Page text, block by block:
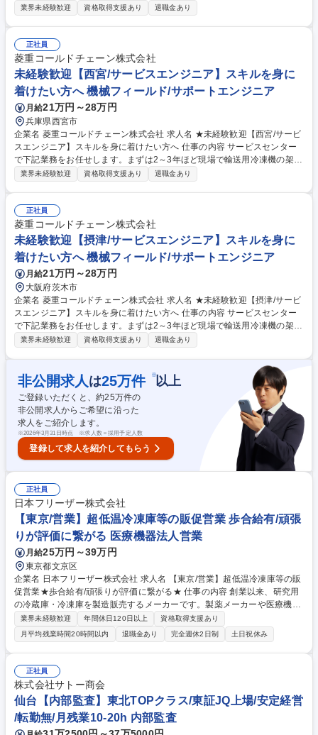
装/修理/定期メンテナンス経験を積むため、工具を使った現場作業に携わ
の輸送用冷凍機(業界シェア30％)■現場作業:サービスセンター内で新車ト
ラックへの製品架装/入庫した顧客の製品修理/顧客先でのメンテナンス■内
勤:顧客より問い合わせのあった製品修理を差配し協力会社へ対応依頼/部
品管理/発注等【入社後】当初は現場作業を学び、将来的に経験を活かし外
勤:内勤=3:7のイメージです。 募集職種 ★未経験歓迎【札幌/サービスエン
ジニア】スキルを身に着けたい方へ
業界未経験歓迎 資格取得支援あり 退職金あり
正社員
菱重コールドチェーン株式会社
未経験歓迎【西宮/サービスエンジニア】スキルを身に
着けたい方へ 機械フィールド/サポートエンジニア
月給21万円～28万円
兵庫県西宮市
企業名 菱重コールドチェーン株式会社 求人名 ★未経験歓迎【西宮/サービ
スエンジニア】スキルを身に着けたい方へ 仕事の内容 サービスセンター
で下記業務をお任せします。まずは2～3年ほど現場で輸送用冷凍機の架
装/修理/定期メンテナンス経験を積むため、工具を使った現場作業に携わ
の輸送用冷凍機(業界シェア30％)■現場作業:サービスセンター内で新車ト
ラックへの製品架装/入庫した顧客の製品修理/顧客先でのメンテナンス■内
勤:顧客より問い合わせのあった製品修理を差配し協力会社へ対応依頼/部
品管理/発注等【入社後】当初は現場作業を学び、将来的に経験を活かし外
勤:内勤=3:7のイメージです。 募集職種 ★未経験歓迎【西宮/サービスエン
ジニア】スキルを身に着けたい方へ
業界未経験歓迎 資格取得支援あり 退職金あり
正社員
菱重コールドチェーン株式会社
未経験歓迎【摂津/サービスエンジニア】スキルを身に
着けたい方へ 機械フィールド/サポートエンジニア
月給21万円～28万円
大阪府茨木市
企業名 菱重コールドチェーン株式会社 求人名 ★未経験歓迎【摂津/サービ
スエンジニア】スキルを身に着けたい方へ 仕事の内容 サービスセンター
で下記業務をお任せします。まずは2～3年ほど現場で輸送用冷凍機の架
装/修理/定期メンテナンス経験を積むため、工具を使った現場作業に携わ
配達/輸送するトラックや鉄道用貨物コンテナに架装している三菱重工業G
の輸送用冷凍機(業界シェア30％)■現場作業:サービスセンター内で新車ト
ラックへの製品架装/入庫した顧客の製品修理/顧客先でのメンテナンス■内
勤:顧客より問い合わせのあった製品修理を差配し協力会社へ対応依頼/部
品管理/発注等【入社後】当初は現場作業を学び、将来的に経験を活かし外
勤:内勤=3:7のイメージです。 募集職種 ★未経験歓迎【摂津/サービスエン
ジニア】スキルを身に着けたい方へ
業界未経験歓迎 資格取得支援あり 退職金あり
非公開求人 は25万件 ※以上
ご登録いただくと、約25万件の
非公開求人からご希望に沿った
求人をご紹介します。
※2026年3月31日時点 ※求人数＝採用予定人数
登録して求人を紹介してもらう
正社員
日本フリーザー株式会社
【東京/営業】超低温冷凍庫等の販促営業 歩合給有/頑張
りが評価に繋がる 医療機器法人営業
月給25万円～39万円
東京都文京区
企業名 日本フリーザー株式会社 求人名 【東京/営業】超低温冷凍庫等の販
促営業★歩合給有/頑張りが評価に繋がる★ 仕事の内容 創業以来、研究用
の冷蔵庫・冷凍庫を製造販売するメーカーです。製薬メーカーや医療機
関、研究機関等に販売いたします。そんな当社にて販売代理店向けの営業
をお任せします。 《詳細》■販売代理店向けに販促活動の実行■代理店の
営業同行を行い、エンドユーザー（医療・製薬・研究機関等）へのPR活
動 配属エリア毎に一人当たり約30社ほど担当顧客を持っていただきま
す。製品単価は15万～350万ほどで顧客ニーズに合わせて提案を行ってい
ただきます。ニッチな業界で競合が少なく、直行直帰可能で残業時間は平
均10時間ほどです。長期で働くことが可能な環境です。 募集職種 【東京/
営業】超低温冷凍庫等の販促営業★歩合給有/頑張りが評価に繋がる★
業界未経験歓迎 年間休日120日以上
資格取得支援あり
月平均残業時間20時間以内
退職金あり 完全週休2日制 土日祝休み
正社員
株式会社サトー商会
仙台【内部監査】東北TOPクラス/東証JQ上場/安定経営
/転勤無/月残業10-20h 内部監査